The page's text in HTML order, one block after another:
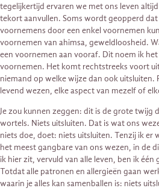
tegelijkertijd ervaren we met ons leven
tekort aanvullen. Soms wordt geopperd
voornemens door een enkel voornemen
voornemen van ahimsa, geweldloosheid.
een voornemen aan vooraf. Dit noem ik
voornemen. Het komt rechtstreeks voort
niemand op welke wijze dan ook uitsluiten.
levend wezen, elke aspect van mezelf of
Je zou kunnen zeggen: dit is de grote twijg
wortels. Niets uitsluiten. Dat is wat ons
niets doe, doet: niets uitsluiten. Tenzij ik er
het meest gangbare van ons wezen, in de
ik hier zit, vervuld van alle leven, ben ik
Totdat alle patronen en allergieën gaan
waarin je alles kan samenballen is: niets